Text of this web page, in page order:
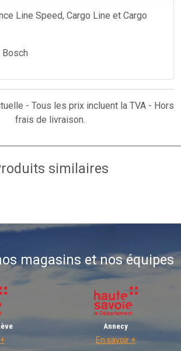
Line Speed, Cargo Line et Cargo
- Tous les prix incluent la TVA - Hors
frais de livraison.
similaires
magasins et nos équipes
Annecy
En savoir +